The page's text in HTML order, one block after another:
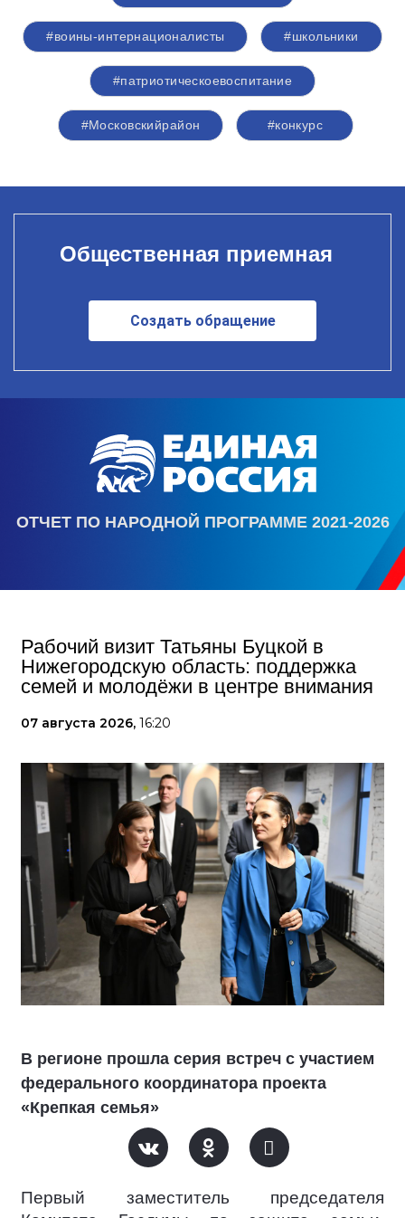
#воины-интернационалисты #школьники
#патриотическоевоспитание
#Московскийрайон #конкурс
Общественная приемная
Создать обращение
ОТЧЕТ ПО НАРОДНОЙ ПРОГРАММЕ 2021-2026
Рабочий визит Татьяны Буцкой в
Нижегородскую область: поддержка
семей и молодёжи в центре внимания
07 августа 2026, 16:20
В регионе прошла серия встреч с участием
федерального координатора проекта
«Крепкая семья»
Первый заместитель председателя